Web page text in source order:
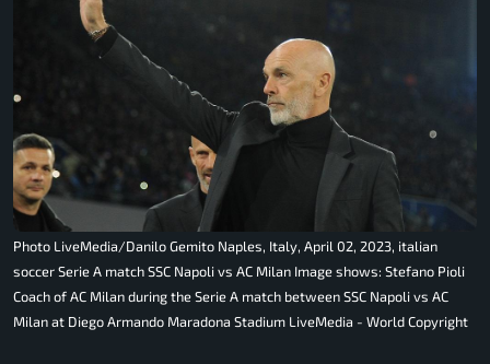
Photo LiveMedia/Danilo Gemito Naples, Italy, April 02, 2023, italian
soccer Serie A match SSC Napoli vs AC Milan Image shows: Stefano Pioli
Coach of AC Milan during the Serie A match between SSC Napoli vs AC
Milan at Diego Armando Maradona Stadium LiveMedia - World Copyright